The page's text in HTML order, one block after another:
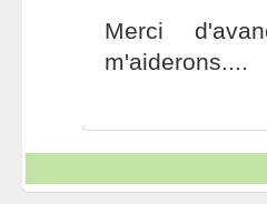
Merci
m'aiderons....